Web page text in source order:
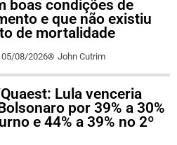
boas condições de
e que não existiu
de mortalidade
05/08/2026 John Cutrim
Lula venceria
por 39% a 30%
e 44% a 39% no 2º